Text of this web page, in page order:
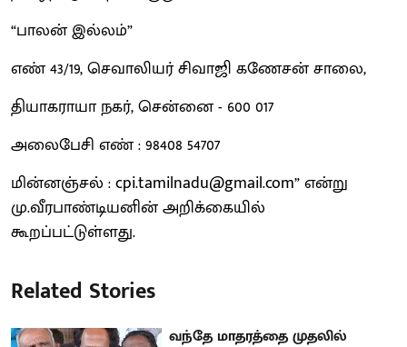
“பாலன் இல்லம்”
எண் 43/19, செவாலியர் சிவாஜி கணேசன் சாலை,
தியாகராயா நகர், சென்னை - 600 017
அலைபேசி எண் : 98408 54707
மின்னஞ்சல் : cpi.tamilnadu@gmail.com” என்று
மு.வீரபாண்டியனின் அறிக்கையில்
கூறப்பட்டுள்ளது.
Related Stories
வந்தே மாதரத்தை முதலில்